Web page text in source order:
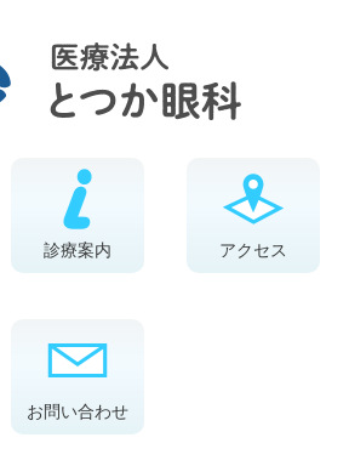
診療案内 アクセス
お問い合わせ